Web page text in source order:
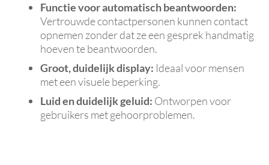
Functie voor automatisch beantwoorden:
Vertrouwde contactpersonen kunnen contact
opnemen zonder dat ze een gesprek handmatig
hoeven te beantwoorden.
Groot, duidelijk display: Ideaal voor mensen
met een visuele beperking.
Luid en duidelijk geluid: Ontworpen voor
gebruikers met gehoorproblemen.